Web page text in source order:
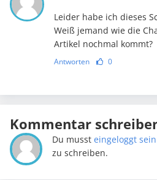
Leider habe ich dieses
Weiß jemand wie die
Artikel nochmal kommt?
Antworten 0
Kommentar
Du mussteingeloggt sein
zu schreiben.